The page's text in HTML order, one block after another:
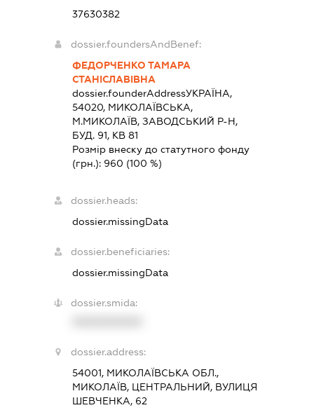
37630382
dossier.foundersAndBenef:
ФЕДОРЧЕНКО ТАМАРА
СТАНІСЛАВІВНА
dossier.founderAddressУКРАЇНА,
54020, МИКОЛАЇВСЬКА,
М.МИКОЛАЇВ, ЗАВОДСЬКИЙ Р-Н,
БУД. 91, КВ 81
Розмір внеску до статутного фонду
(грн.): 960 (100 %)
dossier.heads:
dossier.missingData
dossier.beneficiaries:
dossier.missingData
dossier.smida:
dossier.address:
54001, МИКОЛАЇВСЬКА ОБЛ.,
МИКОЛАЇВ, ЦЕНТРАЛЬНИЙ, ВУЛИЦЯ
ШЕВЧЕНКА, 62